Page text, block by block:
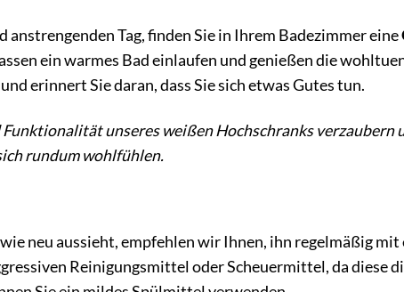
anstrengenden Tag, finden Sie in Ihrem Badezimmer eine
ein warmes Bad einlaufen und genießen die
erinnert Sie daran, dass Sie sich etwas Gutes tun.
Funktionalität unseres weißen Hochschranks verzaubern
rundum wohlfühlen.
neu aussieht, empfehlen wir Ihnen, ihn regelmäßig mit
Reinigungsmittel oder Scheuermittel, da diese